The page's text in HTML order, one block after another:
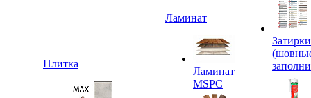
Плитка
Ламинат
Ламинат
MSPC
Затирки